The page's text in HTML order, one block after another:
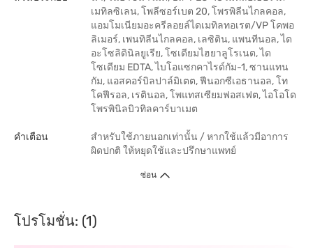
เมทิลซิเลน, โพลีซอร์เบต 20, โพรพิลีนไกลคอล,
แอมโมเนียมอะครีลอยล์ไดเมทิลทอเรต/VP โคพอ
ลิเมอร์, เพนทิลีนไกลคอล, เลซิติน, แพนทีนอล, ได
อะโซลิดินิลยูเรีย, โซเดียมไฮยาลูโรเนต, ได
โซเดียม EDTA, ไบโอแซกคาไรด์กัม-1, ซานแทน
กัม, แอสคอร์บิลปาล์มิเตต, ฟีนอกซีเอธานอล, โท
โคฟีรอล, เรตินอล, โพแทสเซียมฟอสเฟต, ไอโอโด
โพรพินิลบิวทิลคาร์บาเมต
คำเตือน
สำหรับใช้ภายนอกเท่านั้น / หากใช้แล้วมีอาการ
ผิดปกติ ให้หยุดใช้และปรึกษาแพทย์
ซ่อน
โปรโมชั่น: (1)